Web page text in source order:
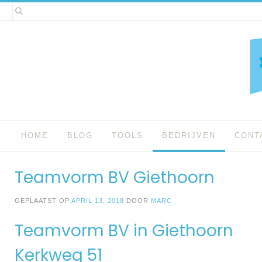
Spring
naar
HOME BLOG TOOLS BEDRIJVEN
Teamvorm BV Giethoorn
GEPLAATST OP APRIL 13, 2018 DOOR MARC
Teamvorm BV in Giethoorn
Kerkweg 51